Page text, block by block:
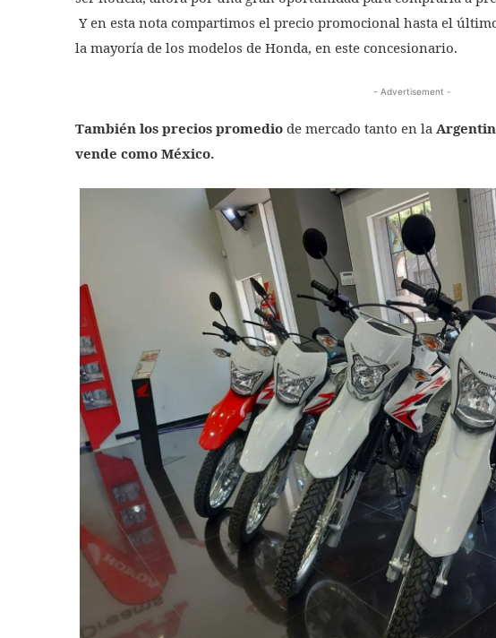
Y en esta nota compartimos el precio promocional hasta el
la mayoría de los modelos de Honda, en este concesionario.
- Advertisement -
También los precios promedio de mercado tanto en la
vende como México.